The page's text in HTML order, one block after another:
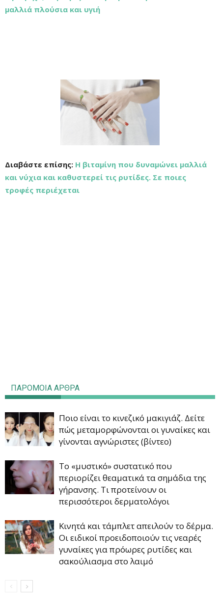
μαλλιά πλούσια και υγιή
Διαβάστε επίσης: Η βιταμίνη που δυναμώνει μαλλιά
και νύχια και καθυστερεί τις ρυτίδες. Σε ποιες
τροφές περιέχεται
ΠΑΡΟΜΟΙΑ ΑΡΘΡΑ
Ποιο είναι το κινεζικό μακιγιάζ. Δείτε
πώς μεταμορφώνονται οι γυναίκες και
γίνονται αγνώριστες (βίντεο)
Το «μυστικό» συστατικό που
περιορίζει θεαματικά τα σημάδια της
γήρανσης. Τι προτείνουν οι
περισσότεροι δερματολόγοι
Κινητά και τάμπλετ απειλούν το δέρμα.
Οι ειδικοί προειδοποιούν τις νεαρές
γυναίκες για πρόωρες ρυτίδες και
σακούλιασμα στο λαιμό